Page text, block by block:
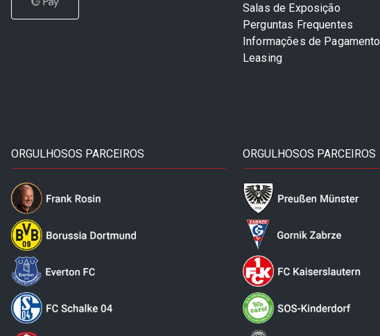
Salas de Exposição
Perguntas Frequentes
Informações de Pagamento
Leasing
ORGULHOSOS PARCEIROS ORGULHOSOS PARCEIROS